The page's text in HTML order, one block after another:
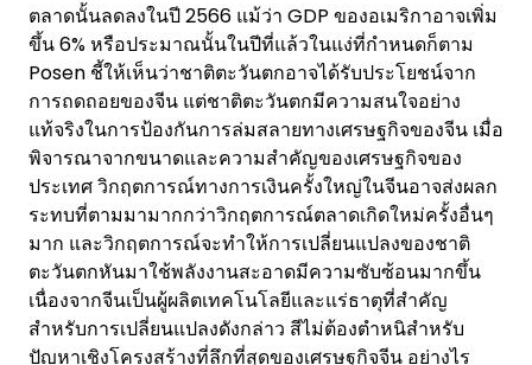
ตลาดนั้นลดลงในปี 2566 แม้ว่า GDP ของอเมริกาอาจเพิ่ม
ขึ้น 6% หรือประมาณนั้นในปีที่แล้วในแง่ที่กำหนดก็ตาม
Posen ชี้ให้เห็นว่าชาติตะวันตกอาจได้รับประโยชน์จาก
การถดถอยของจีน แต่ชาติตะวันตกมีความสนใจอย่าง
แท้จริงในการป้องกันการล่มสลายทางเศรษฐกิจของจีน เมื่อ
พิจารณาจากขนาดและความสำคัญของเศรษฐกิจของ
ประเทศ วิกฤตการณ์ทางการเงินครั้งใหญ่ในจีนอาจส่งผลก
ระทบที่ตามมามากกว่าวิกฤตการณ์ตลาดเกิดใหม่ครั้งอื่นๆ
มาก และวิกฤตการณ์จะทำให้การเปลี่ยนแปลงของชาติ
ตะวันตกหันมาใช้พลังงานสะอาดมีความซับซ้อนมากขึ้น
เนื่องจากจีนเป็นผู้ผลิตเทคโนโลยีและแร่ธาตุที่สำคัญ
สำหรับการเปลี่ยนแปลงดังกล่าว สีไม่ต้องตำหนิสำหรับ
ปัญหาเชิงโครงสร้างที่ลึกที่สุดของเศรษฐกิจจีน อย่างไร